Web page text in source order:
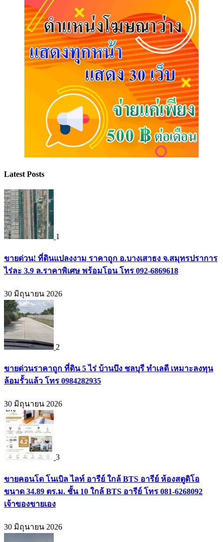
Latest Posts
1
ขายด่วน! ที่ดินแปลงงาม ราคาถูก อ.บางเสาธง จ.สมุทรปราการ
ไร่ละ 3.9 ล.ราคาพิเศษ พร้อมโอน โทร 092-6869618
30 มิถุนายน 2026
2
ขายด่วนราคาถูก ที่ดิน 5 ไร่ บ้านบึง ชลบุรี ทำเลดี เหมาะลงทุน
ล้อมรั้วแล้ว โทร 0984282935
30 มิถุนายน 2026
3
ขายคอนโด โนเบิล ไลท์ อารีย์ ใกล้ BTS อารีย์ ห้องสตูดิโอ
ขนาด 34.89 ตร.ม. ชั้น 10 ใกล้ BTS อารีย์ โทร 081-6268092
เจ้าของขายเอง
30 มิถุนายน 2026